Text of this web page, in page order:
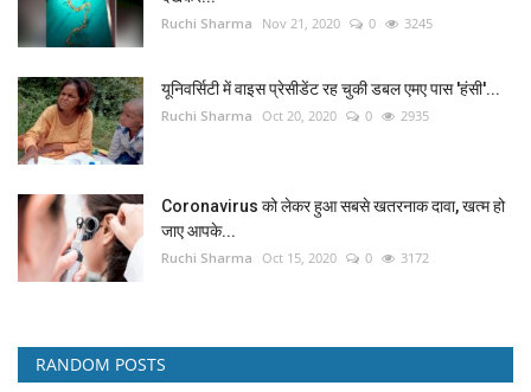
Ruchi Sharma Nov 21, 2020 0 3245
यूनिवर्सिटी में वाइस प्रेसीडेंट रह चुकी डबल एमए पास 'हंसी'...
Ruchi Sharma Oct 20, 2020 0 2935
Coronavirus को लेकर हुआ सबसे खतरनाक दावा, खत्म हो
जाए आपके...
Ruchi Sharma Oct 15, 2020 0 3172
RANDOM POSTS